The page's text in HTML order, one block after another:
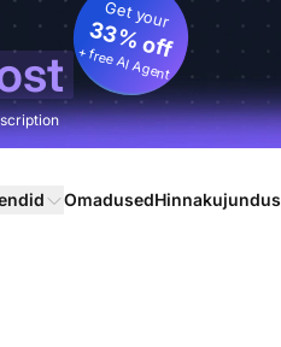
Get your
33% off
+ free AI Agent
OmadusedHinnakujundus